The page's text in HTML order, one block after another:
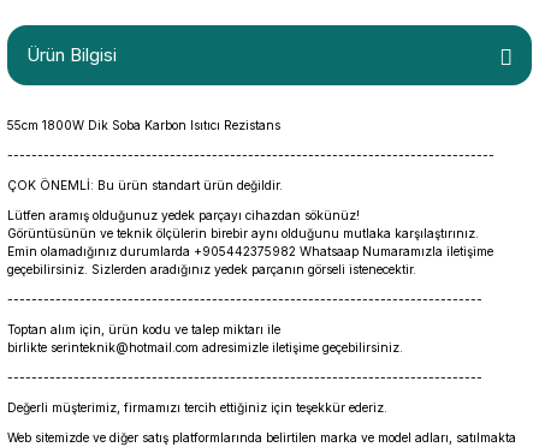
Ürün Bilgisi
55cm 1800W Dik Soba Karbon Isıtıcı Rezistans
---------------------------------------------------------------------------------
ÇOK ÖNEMLİ: Bu ürün standart ürün değildir.
Lütfen aramış olduğunuz yedek parçayı cihazdan sökünüz!
Görüntüsünün ve teknik ölçülerin birebir aynı olduğunu mutlaka karşılaştırınız.
Emin olamadığınız durumlarda +905442375982 Whatsaap Numaramızla iletişime
geçebilirsiniz. Sizlerden aradığınız yedek parçanın görseli istenecektir.
-------------------------------------------------------------------------------
Toptan alım için, ürün kodu ve talep miktarı ile
birlikte serinteknik@hotmail.com adresimizle iletişime geçebilirsiniz.
-------------------------------------------------------------------------------
Değerli müşterimiz, firmamızı tercih ettiğiniz için teşekkür ederiz.
Web sitemizde ve diğer satış platformlarında belirtilen marka ve model adları, satılmakta